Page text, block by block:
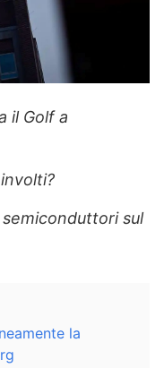
il Golf a
sul
la